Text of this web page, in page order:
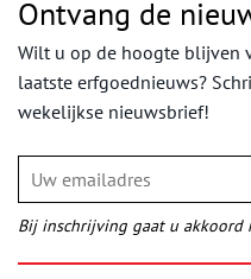
Ontvang de
Wilt u op de hoogte blijven
laatste erfgoednieuws?
wekelijkse nieuwsbrief!
Bij inschrijving gaat u akkoord